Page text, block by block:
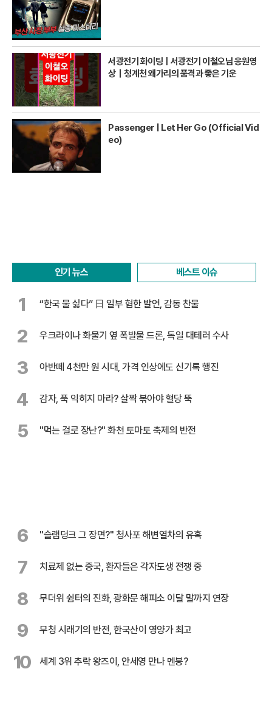
서광전기 화이팅ㅣ서광전기 이철오님 응원영
상｜청계천 왜가리의 품격과 좋은 기운
Passenger | Let Her Go (Official Vid
eo)
인기 뉴스 베스트 이슈
1 “한국 물 싫다” 日 일부 혐한 발언, 감동 찬물
2 우크라이나 화물기 옆 폭발물 드론, 독일 대테러 수사
3 아반떼 4천만 원 시대, 가격 인상에도 신기록 행진
4 감자, 푹 익히지 마라? 살짝 볶아야 혈당 뚝
5 "먹는 걸로 장난?" 화천 토마토 축제의 반전
6 "슬램덩크 그 장면?" 청사포 해변열차의 유혹
7 치료제 없는 중국, 환자들은 각자도생 전쟁 중
8 무더위 쉼터의 진화, 광화문 해피소 이달 말까지 연장
9 무청 시래기의 반전, 한국산이 영양가 최고
10 세계 3위 추락 왕즈이, 안세영 만나 멘붕?